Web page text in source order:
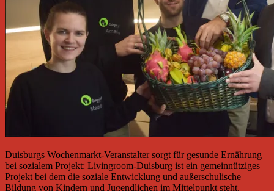
Duisburgs Wochenmarkt-Veranstalter sorgt für gesunde Ernährung
bei sozialem Projekt: Livingroom-Duisburg ist ein gemeinnütziges
Projekt bei dem die soziale Entwicklung und außerschulische
Bildung von Kindern und Jugendlichen im Mittelpunkt steht.